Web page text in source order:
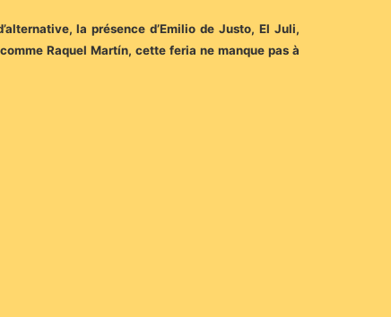
la présence d’Emilio de Justo, El Juli,
Raquel Martín, cette feria ne manque pas à